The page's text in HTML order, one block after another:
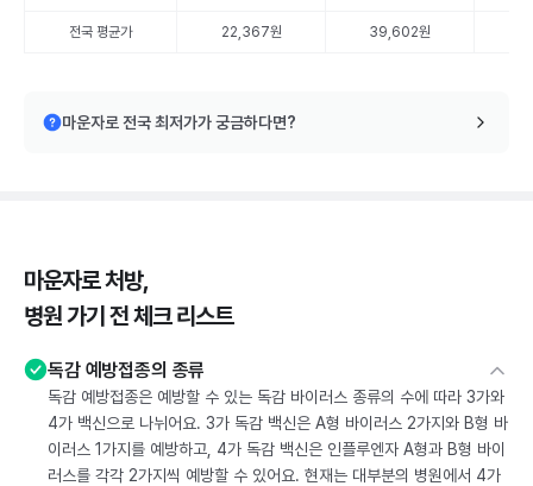
전국 평균가 22,367원 39,602원
마운자로 전국 최저가가 궁금하다면?
마운자로 처방,
병원 가기 전 체크 리스트
독감 예방접종의 종류
독감 예방접종은 예방할 수 있는 독감 바이러스 종류의 수에 따라 3가와
4가 백신으로 나뉘어요. 3가 독감 백신은 A형 바이러스 2가지와 B형 바
이러스 1가지를 예방하고, 4가 독감 백신은 인플루엔자 A형과 B형 바이
러스를 각각 2가지씩 예방할 수 있어요. 현재는 대부분의 병원에서 4가